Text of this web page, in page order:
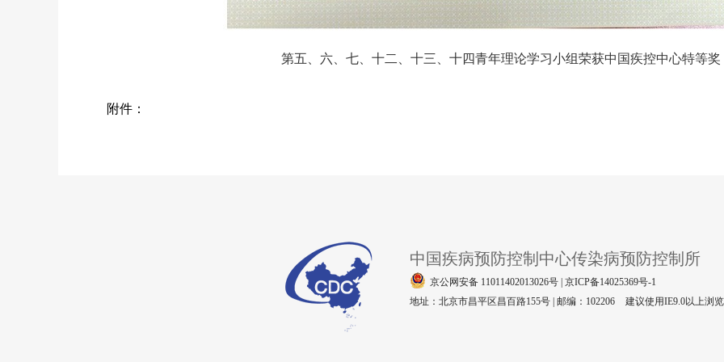
第五、六、七、十二、十三、十四青年理论学习小组荣获中国疾控中心特等奖
附件：
中国疾病预防控制中心传染病预防控制所
京公网安备 11011402013026号 | 京ICP备14025369号-1
地址：北京市昌平区昌百路155号 | 邮编：102206
建议使用IE9.0以上浏